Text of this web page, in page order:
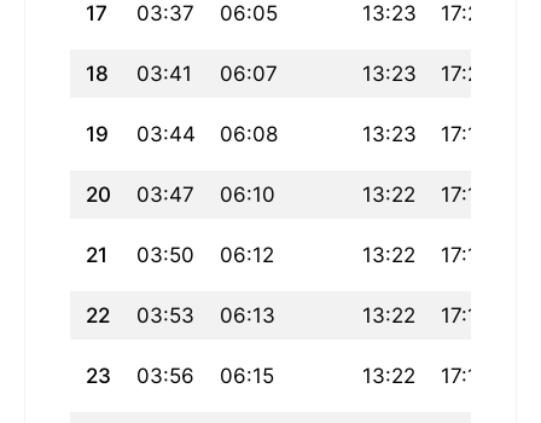
17 03:37 06:05 13:23 17:21
18 03:41 06:07 13:23 17:20
19 03:44 06:08 13:23 17:19
20 03:47 06:10 13:22 17:18
21 03:50 06:12 13:22 17:17
22 03:53 06:13 13:22 17:15
23 03:56 06:15 13:22 17:14